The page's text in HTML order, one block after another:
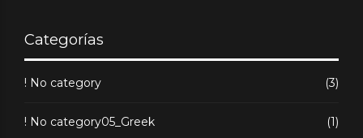
Categorías
! No category (3)
! No category05_Greek (1)